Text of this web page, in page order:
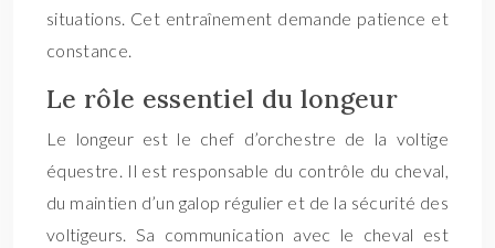
situations. Cet entraînement demande patience et
constance.
Le rôle essentiel du longeur
Le longeur est le chef d’orchestre de la voltige
équestre. Il est responsable du contrôle du cheval,
du maintien d’un galop régulier et de la sécurité des
voltigeurs. Sa communication avec le cheval est